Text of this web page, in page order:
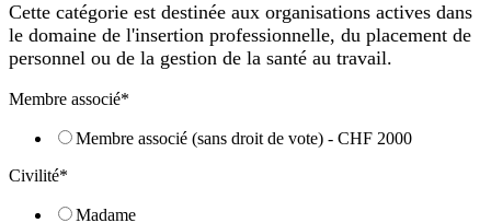
Cette catégorie est destinée aux organisations actives dans
le domaine de l'insertion professionnelle, du placement de
personnel ou de la gestion de la santé au travail.
Membre associé*
Membre associé (sans droit de vote) - CHF 2000
Civilité*
Madame